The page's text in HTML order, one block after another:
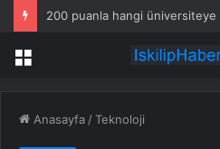
Menü
Anasayfa /Teknoloji